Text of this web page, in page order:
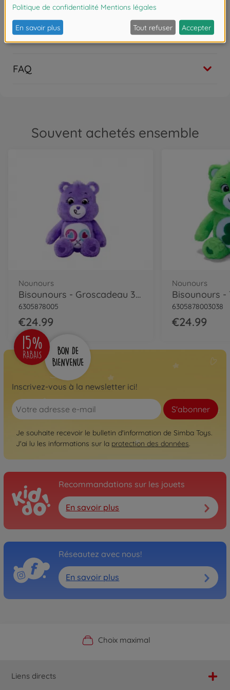
Les avis
FAQ
5.99 EUR
Bisounours - Touronchon 35cm BOX
Souvent achetés ensemble
Nounours
Bisounours - Groscadeau 35cm BOX
6305878005
€24.99
Nounours
6305878003038
€24.99
Inscrivez-vous à la newsletter ici!
S'abonner
Je souhaite recevoir le bulletin d'information de Simba Toys.
J'ai lu les informations sur la protection des données.
Recommandations sur les jouets
En savoir plus
Réseautez avec nous!
En savoir plus
Boutique officielle du fabricant
Choix maximal
Service personnalisé
Livraison rapide
Liens directs